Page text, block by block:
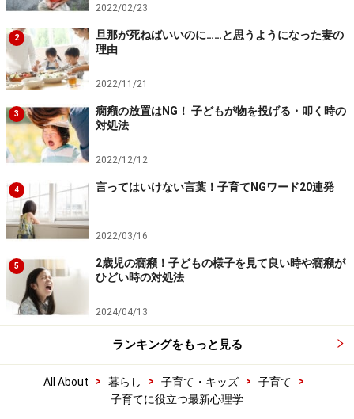
2022/02/23
2
旦那が死ねばいいのに……と思うようになった妻の
理由
2022/11/21
3
癇癪の放置はNG！ 子どもが物を投げる・叩く時の
対処法
2022/12/12
4 言ってはいけない言葉！子育てNGワード20連発
2022/03/16
5
2歳児の癇癪！子どもの様子を見て良い時や癇癪が
ひどい時の対処法
2024/04/13
ランキングをもっと見る
All About > 暮らし > 子育て・キッズ > 子育て
>
子育てに役立つ最新心理学